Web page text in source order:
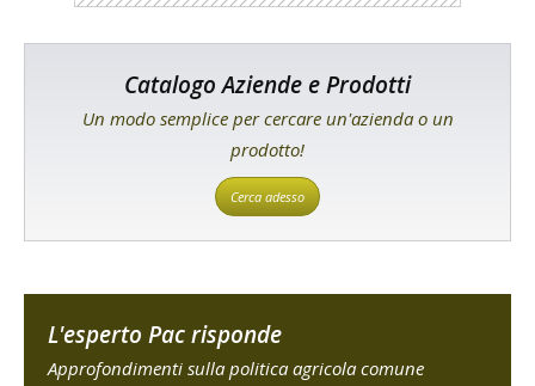
Catalogo Aziende e Prodotti
Un modo semplice per cercare un'azienda o un
prodotto!
Cerca adesso
L'esperto Pac risponde
Approfondimenti sulla politica agricola comune